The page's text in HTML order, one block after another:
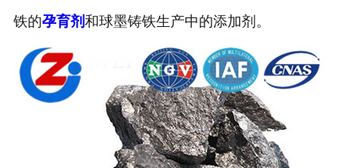
铁的孕育剂和球墨铸铁生产中的添加剂。